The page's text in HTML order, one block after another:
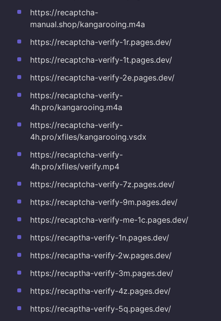
https://recaptcha-
manual.shop/kangarooing.m4a
https://recaptcha-verify-1r.pages.dev/
https://recaptcha-verify-1t.pages.dev/
https://recaptcha-verify-2e.pages.dev/
https://recaptcha-verify-
4h.pro/kangarooing.m4a
https://recaptcha-verify-
4h.pro/xfiles/kangarooing.vsdx
https://recaptcha-verify-
4h.pro/xfiles/verify.mp4
https://recaptcha-verify-7z.pages.dev/
https://recaptcha-verify-9m.pages.dev/
https://recaptcha-verify-me-1c.pages.dev/
https://recaptha-verify-1n.pages.dev/
https://recaptha-verify-2w.pages.dev/
https://recaptha-verify-3m.pages.dev/
https://recaptha-verify-4z.pages.dev/
https://recaptha-verify-5q.pages.dev/